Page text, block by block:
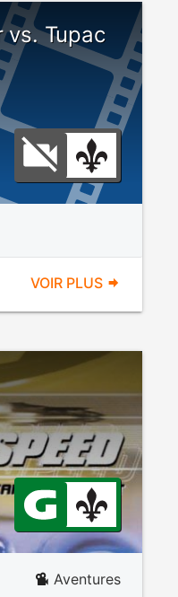
vs. Tupac
VOIR PLUS
Aventures